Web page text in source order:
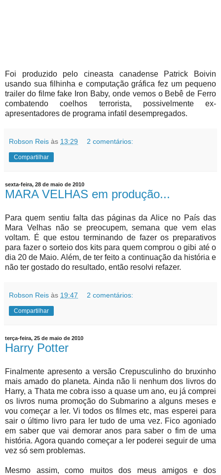
Foi produzido pelo cineasta canadense Patrick Boivin
usando sua filhinha e computação gráfica fez um pequeno
trailer do filme fake Iron Baby, onde vemos o Bebê de Ferro
combatendo coelhos terrorista, possivelmente ex-
apresentadores de programa infatil desempregados.
Robson Reis às 13:29 2 comentários:
Compartilhar
sexta-feira, 28 de maio de 2010
MARA VELHAS em produção...
Para quem sentiu falta das páginas da Alice no País das
Mara Velhas não se preocupem, semana que vem elas
voltam. É que estou terminando de fazer os preparativos
para fazer o sorteio dos kits para quem comprou o gibi até o
dia 20 de Maio. Além, de ter feito a continuação da história e
não ter gostado do resultado, então resolvi refazer.
Robson Reis às 19:47 2 comentários:
Compartilhar
terça-feira, 25 de maio de 2010
Harry Potter
Finalmente apresento a versão Crepusculinho do bruxinho
mais amado do planeta. Ainda não li nenhum dos livros do
Harry, a Thata me cobra isso a quase um ano, eu já comprei
os livros numa promoção do Submarino a alguns meses e
vou começar a ler. Vi todos os filmes etc, mas esperei para
sair o último livro para ler tudo de uma vez. Fico agoniado
em saber que vai demorar anos para saber o fim de uma
história. Agora quando começar a ler poderei seguir de uma
vez só sem problemas.
Mesmo assim, como muitos dos meus amigos e dos